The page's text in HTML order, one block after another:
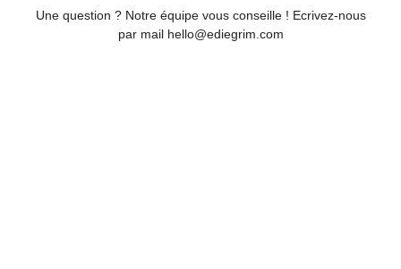
Une question ? Notre équipe vous conseille ! Ecrivez-nous
par mail hello@ediegrim.com